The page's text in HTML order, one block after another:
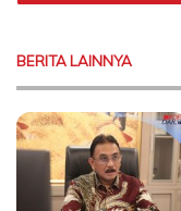
BERITA LAINNYA